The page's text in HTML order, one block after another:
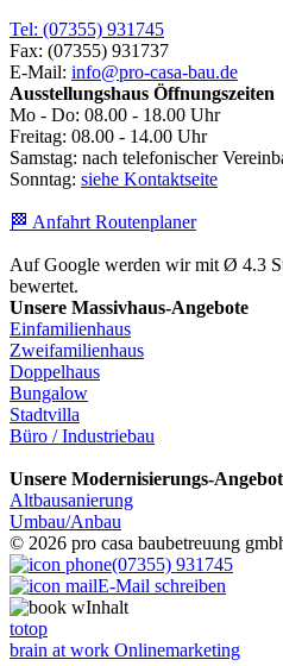
Tel: (07355) 931745
Fax: (07355) 931737
E-Mail: info@pro-casa-bau.de
Ausstellungshaus Öffnungszeiten
Mo - Do: 08.00 - 18.00 Uhr
Freitag: 08.00 - 14.00 Uhr
Samstag: nach telefonischer
Sonntag: siehe Kontaktseite
🏁 Anfahrt Routenplaner
Auf Google werden wir mit Ø 4.3
bewertet.
Unsere Massivhaus-Angebote
Einfamilienhaus
Zweifamilienhaus
Doppelhaus
Bungalow
Stadtvilla
Büro / Industriebau
Unsere Modernisierungs-
Altbausanierung
Umbau/Anbau
© 2026 pro casa baubetreuung
(07355) 931745
E-Mail schreiben
Inhalt
totop
brain at work Onlinemarketing